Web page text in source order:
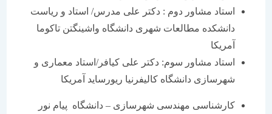
استاد مشاور دوم : دکتر علی مدرس/ استاد و ریاست
دانشکده مطالعات شهری دانشگاه واشینگتن تاکوما
استاد مشاور سوم: دکتر علی کیافر/استاد معماری و
شهرسازی دانشگاه کالیفرنیا ریورساید آمریکا
کارشناسی مهندسی شهرسازی – دانشگاه پیام نور